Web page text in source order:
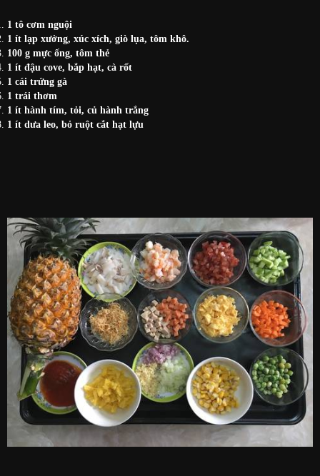
1 tô cơm nguội
1 ít lạp xưởng, xúc xích, giò lụa, tôm khô.
100 g mực ống, tôm thẻ
1 ít đậu cove, bắp hạt, cà rốt
1 cái trứng gà
1 trái thơm
1 ít hành tím, tỏi, củ hành trắng
1 ít dưa leo, bỏ ruột cắt hạt lựu